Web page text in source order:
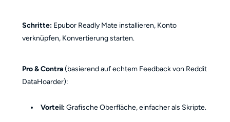
Schritte: Epubor Readly Mate installieren, Konto
verknüpfen, Konvertierung starten.
Pro & Contra(basierend auf echtem Feedback von Reddit
DataHoarder):
Vorteil:Grafische Oberfläche, einfacher als Skripte.